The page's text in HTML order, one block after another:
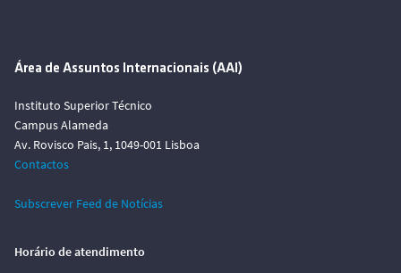
Área de Assuntos Internacionais (AAI)
Instituto Superior Técnico
Campus Alameda
Av. Rovisco Pais, 1, 1049-001 Lisboa
Contactos
Subscrever Feed de Notícias
Horário de atendimento